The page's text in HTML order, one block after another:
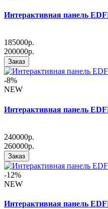
Интерактивная панель
185000р.
200000р.
Заказ
-8%
NEW
Интерактивная панель
240000р.
260000р.
Заказ
-12%
NEW
Интерактивная панель